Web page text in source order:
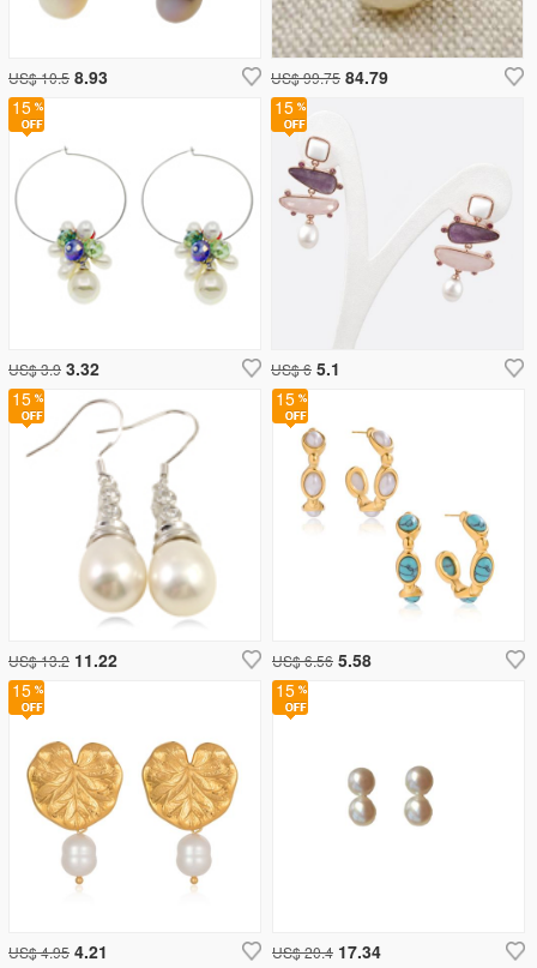
US$ 10.5 8.93
15
US$ 3.9 3.32
US$ 99.75 84.79
15
US$ 13.2 11.22
15
US$ 6 5.1
15
US$ 6.56 5.58
15
US$ 4.95 4.21
15
US$ 20.4 17.34